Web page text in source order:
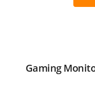
Gaming